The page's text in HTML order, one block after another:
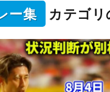
ー集 カテゴリ